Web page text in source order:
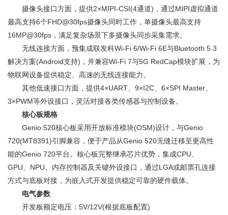
摄像头接口方面，提供2×MIPI-CSI(4通道)，通过MIPI虚拟通道
最高支持6个FHD@30fps摄像头同时工作，单摄像头最高支持
16MP@30fps，满足复杂场景下多摄像头同步采集需求。
无线连接方面，预集成联发科Wi-Fi 6/Wi-Fi 6E与Bluetooth 5.3
解决方案(Android支持)，并兼容Wi-Fi 7与5G RedCap模块扩展，为
物联网设备提供稳定、高速的无线连接能力。
其他低速接口方面，提供4×UART、9×I2C、6×SPI Master、
3×PWM等外设接口，灵活对接各类传感器与控制设备。
核心板规格
Genio 520核心板采用开放标准模块(OSM)设计，与Genio
720(MT8391)引脚兼容，便于产品从Genio 520无缝迁移至更高性
能的Genio 720平台。核心板完整继承芯片优势，集成CPU、
GPU、NPU、内存控制器及关键外设接口，通过LGA或邮票孔连接
方式与底板对接，为嵌入式开发提供稳定可靠的硬件载体。
电气参数
开发板额定电压：5V/12V(根据底板配置)